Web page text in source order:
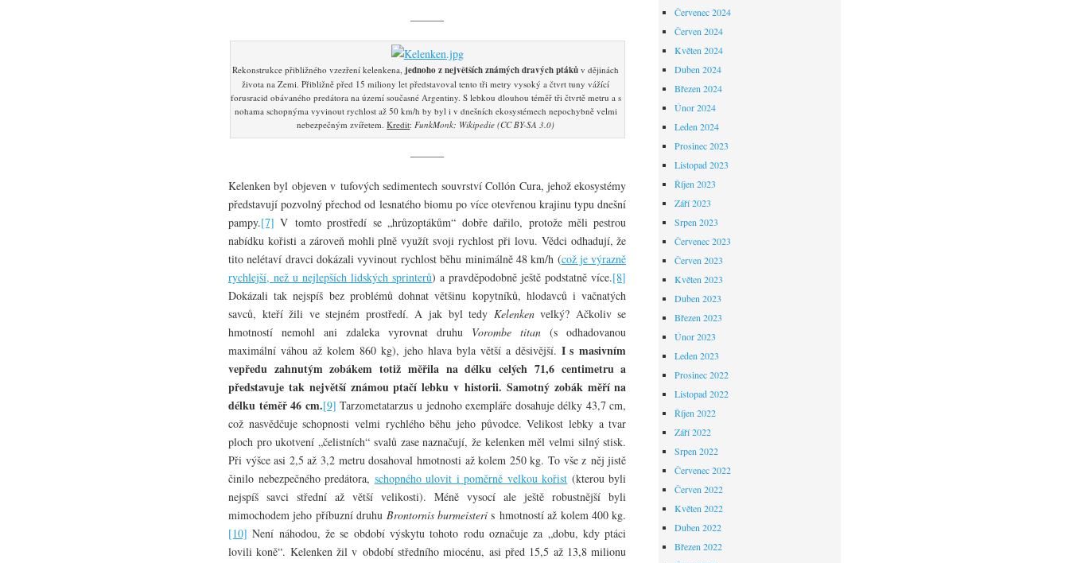
———
Rekonstrukce přibližného vzezření kelenkena,jednoho z největších známých dravých ptáků v dějinách
života na Zemi. Přibližně před 15 miliony let představoval tento tři metry vysoký a čtvrt tuny vážící
forusracid obávaného predátora na území současné Argentiny. S lebkou dlouhou téměř tři čtvrtě metru a s
nohama schopnýma vyvinout rychlost až 50 km/h by byl i v dnešních ekosystémech nepochybně velmi
nebezpečným zvířetem.Kredit: FunkMonk; Wikipedie (CC BY-SA 3.0)
———
Kelenken byl objeven v tufových sedimentech souvrství Collón Cura, jehož ekosystémy
představují pozvolný přechod od lesnatého biomu po více otevřenou krajinu typu dnešní
pampy.[7] V tomto prostředí se „hrůzoptákům“ dobře dařilo, protože měli pestrou
nabídku kořisti a zároveň mohli plně využít svoji rychlost při lovu. Vědci odhadují, že
tito nelétaví dravci dokázali vyvinout rychlost běhu minimálně 48 km/h (což je výrazně
rychlejší, než u nejlepších lidských sprinterů) a pravděpodobně ještě podstatně více.[8]
Dokázali tak nejspíš bez problémů dohnat většinu kopytníků, hlodavců i vačnatých
savců, kteří žili ve stejném prostředí. A jak byl tedy Kelenkenvelký? Ačkoliv se
hmotností nemohl ani zdaleka vyrovnat druhu Vorombe titan (s odhadovanou
maximální váhou až kolem 860 kg), jeho hlava byla větší a děsivější. I s masivním
vepředu zahnutým zobákem totiž měřila na délku celých 71,6 centimetru a
představuje tak největší známou ptačí lebku v historii. Samotný zobák měří na
délku téměř 46 cm.[9] Tarzometatarzus u jednoho exempláře dosahuje délky 43,7 cm,
což nasvědčuje schopnosti velmi rychlého běhu jeho původce. Velikost lebky a tvar
ploch pro ukotvení „čelistních“ svalů zase naznačují, že kelenken měl velmi silný stisk.
Při výšce asi 2,5 až 3,2 metru dosahoval hmotnosti až kolem 250 kg. To vše z něj jistě
činilo nebezpečného predátora, schopného ulovit i poměrně velkou kořist (kterou byli
nejspíš savci střední až větší velikosti). Méně vysocí ale ještě robustnější byli
mimochodem jeho příbuzní druhu Brontornis burmeisteri s hmotností až kolem 400 kg.
[10] Není náhodou, že se období výskytu tohoto rodu označuje za „dobu, kdy ptáci
lovili koně“. Kelenken žil v období středního miocénu, asi před 15,5 až 13,8 milionu
Červenec 2024
Červen 2024
Květen 2024
Duben 2024
Březen 2024
Únor 2024
Leden 2024
Prosinec 2023
Listopad 2023
Říjen 2023
Září 2023
Srpen 2023
Červenec 2023
Červen 2023
Květen 2023
Duben 2023
Březen 2023
Únor 2023
Leden 2023
Prosinec 2022
Listopad 2022
Říjen 2022
Září 2022
Srpen 2022
Červenec 2022
Červen 2022
Květen 2022
Duben 2022
Březen 2022